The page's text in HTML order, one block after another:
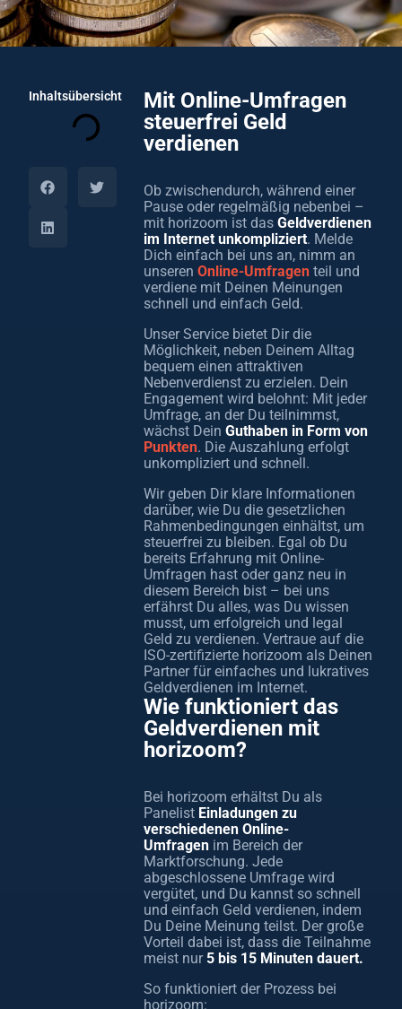
Inhaltsübersicht
Mit Online-Umfragen
steuerfrei Geld
verdienen
Ob zwischendurch, während einer
Pause oder regelmäßig nebenbei –
mit horizoom ist das Geldverdienen
im Internet unkompliziert. Melde
Dich einfach bei uns an, nimm an
unseren Online-Umfragen teil und
verdiene mit Deinen Meinungen
schnell und einfach Geld.
Unser Service bietet Dir die
Möglichkeit, neben Deinem Alltag
bequem einen attraktiven
Nebenverdienst zu erzielen. Dein
Engagement wird belohnt: Mit jeder
Umfrage, an der Du teilnimmst,
wächst Dein Guthaben in Form von
Punkten. Die Auszahlung erfolgt
unkompliziert und schnell.
Wir geben Dir klare Informationen
darüber, wie Du die gesetzlichen
Rahmenbedingungen einhältst, um
steuerfrei zu bleiben. Egal ob Du
bereits Erfahrung mit Online-
Umfragen hast oder ganz neu in
diesem Bereich bist – bei uns
erfährst Du alles, was Du wissen
musst, um erfolgreich und legal
Geld zu verdienen. Vertraue auf die
ISO-zertifizierte horizoom als Deinen
Partner für einfaches und lukratives
Geldverdienen im Internet.
Wie funktioniert das
Geldverdienen mit
horizoom?
Bei horizoom erhältst Du als
Panelist Einladungen zu
verschiedenen Online-
Umfragen im Bereich der
Marktforschung. Jede
abgeschlossene Umfrage wird
vergütet, und Du kannst so schnell
und einfach Geld verdienen, indem
Du Deine Meinung teilst. Der große
Vorteil dabei ist, dass die Teilnahme
meist nur5 bis 15 Minuten dauert.
So funktioniert der Prozess bei
horizoom: